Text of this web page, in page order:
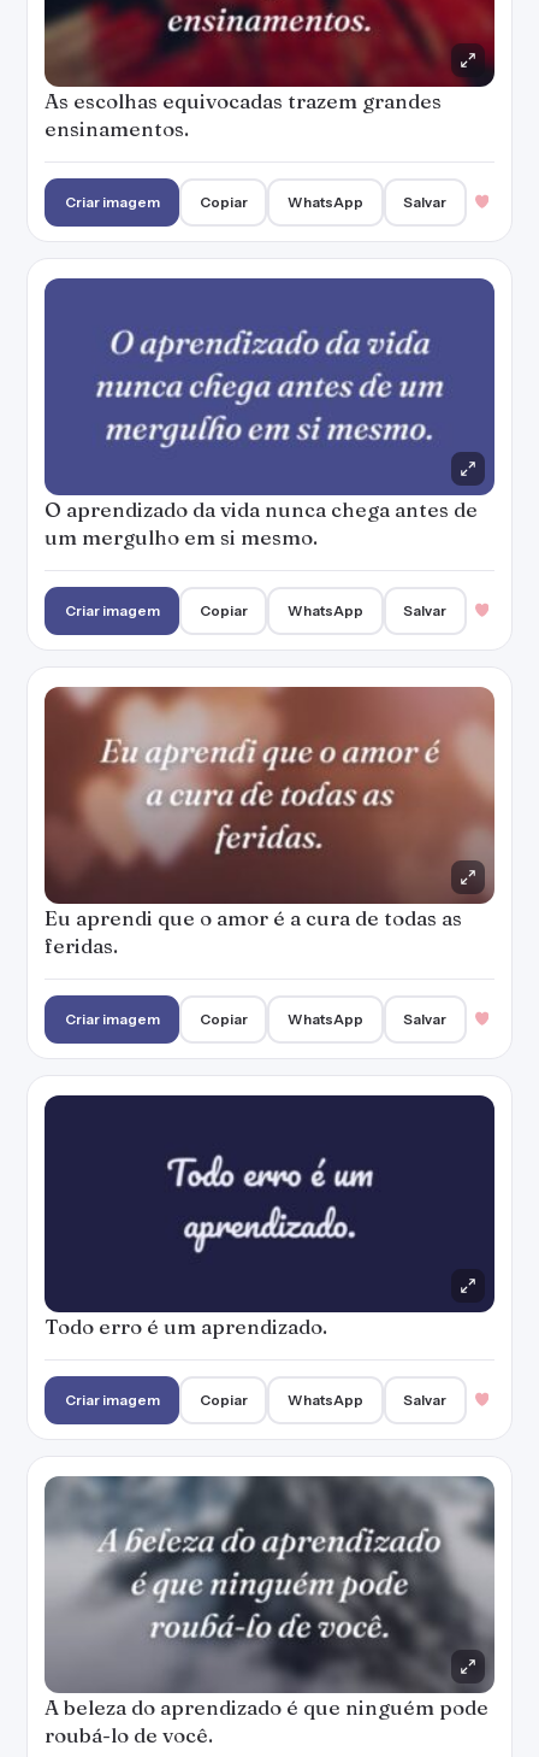
As escolhas equivocadas trazem grandes
ensinamentos.
Criar imagem Copiar WhatsApp Salvar
O aprendizado da vida nunca chega antes de
um mergulho em si mesmo.
Criar imagem Copiar WhatsApp Salvar
Eu aprendi que o amor é a cura de todas as
feridas.
Criar imagem Copiar WhatsApp Salvar
Todo erro é um aprendizado.
Criar imagem Copiar WhatsApp Salvar
A beleza do aprendizado é que ninguém pode
roubá-lo de você.